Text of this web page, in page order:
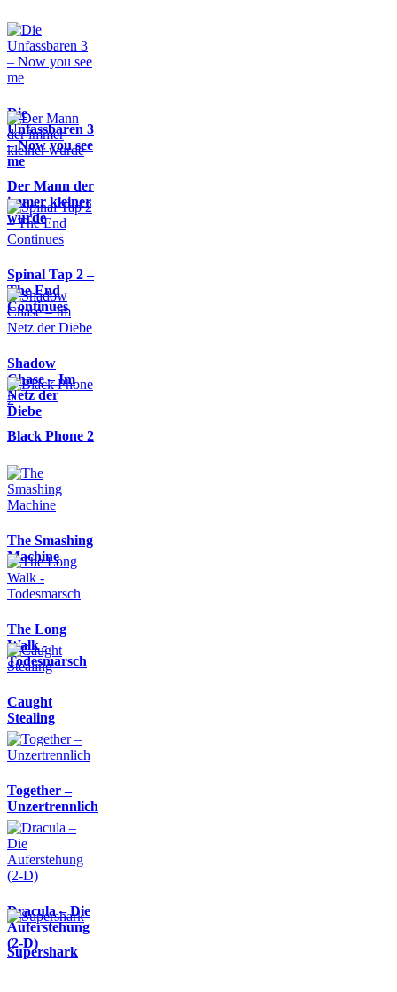
Die
Unfassbaren 3
– Now you see
me
Der Mann der
immer kleiner
wurde
Spinal Tap 2 –
The End
Continues
Shadow
Chase – Im
Netz der
Diebe
Black Phone 2
The Smashing
Machine
The Long
Walk -
Todesmarsch
Caught
Stealing
Together –
Unzertrennlich
Dracula – Die
Auferstehung
(2-D)
Supershark